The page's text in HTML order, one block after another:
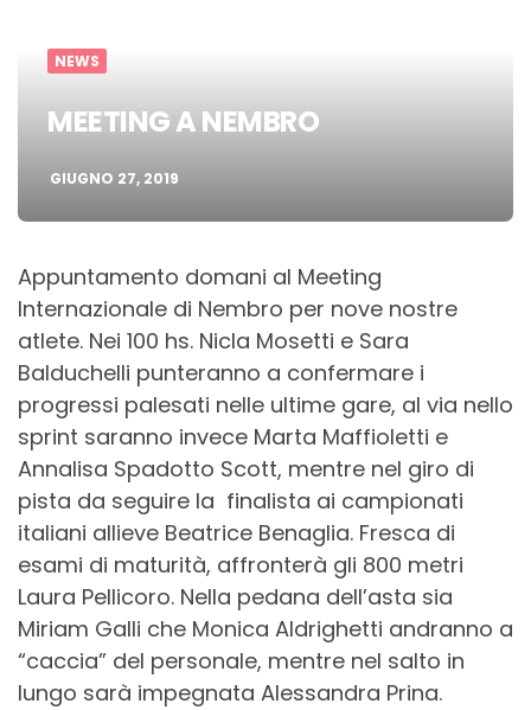
NEWS
MEETING A NEMBRO
GIUGNO 27, 2019
Appuntamento domani al Meeting
Internazionale di Nembro per nove nostre
atlete. Nei 100 hs. Nicla Mosetti e Sara
Balduchelli punteranno a confermare i
progressi palesati nelle ultime gare, al via nello
sprint saranno invece Marta Maffioletti e
Annalisa Spadotto Scott, mentre nel giro di
pista da seguire la finalista ai campionati
italiani allieve Beatrice Benaglia. Fresca di
esami di maturità, affronterà gli 800 metri
Laura Pellicoro. Nella pedana dell’asta sia
Miriam Galli che Monica Aldrighetti andranno a
“caccia” del personale, mentre nel salto in
lungo sarà impegnata Alessandra Prina.